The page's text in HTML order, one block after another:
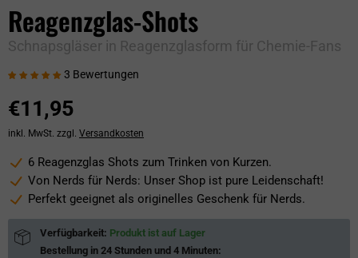
Reagenzglas-Shots
Schnapsgläser in Reagenzglasform für Chemie-Fans
3 Bewertungen
€11,95
inkl. MwSt. zzgl. Versandkosten
6 Reagenzglas Shots zum Trinken von Kurzen.
Von Nerds für Nerds: Unser Shop ist pure Leidenschaft!
Perfekt geeignet als originelles Geschenk für Nerds.
Verfügbarkeit: Produkt ist auf Lager
Bestellung in 24 Stunden und 4 Minuten: